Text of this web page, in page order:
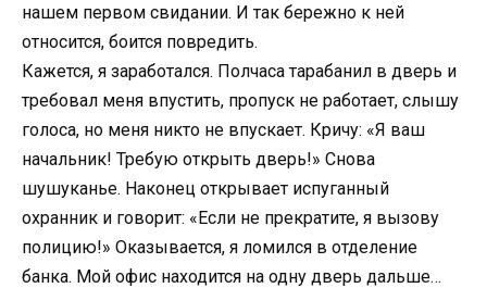
нашем первом свидании. И так бережно к ней
относится, боится повредить.
Кажется, я заработался. Полчаса тарабанил в дверь и
требовал меня впустить, пропуск не работает, слышу
голоса, но меня никто не впускает. Кричу: «Я ваш
начальник! Требую открыть дверь!» Снова
шушуканье. Наконец открывает испуганный
охранник и говорит: «Если не прекратите, я вызову
полицию!» Оказывается, я ломился в отделение
банка. Мой офис находится на одну дверь дальше…